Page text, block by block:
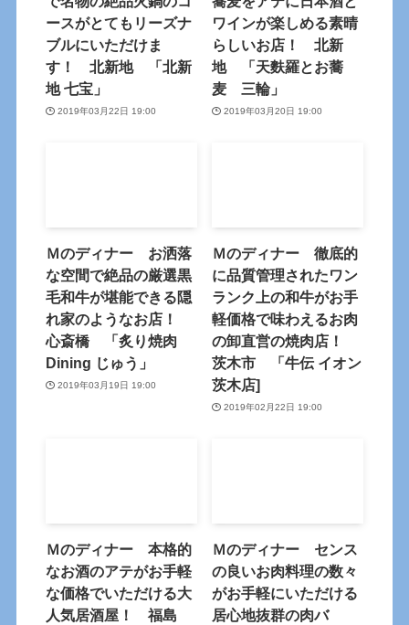
ースがとてもリーズナ
ブルにいただけま
す！ 北新地 「北新
地 七宝」
2019年03月22日 19:00
ワインが楽しめる素晴
らしいお店！ 北新
地 「天麩羅とお蕎
麦 三輪」
2019年03月20日 19:00
Ｍのディナー お洒落
な空間で絶品の厳選黒
毛和牛が堪能できる隠
れ家のようなお店！
心斎橋 「炙り焼肉
Dining じゅう」
2019年03月19日 19:00
Ｍのディナー 徹底的
に品質管理されたワン
ランク上の和牛がお手
軽価格で味わえるお肉
の卸直営の焼肉店！
茨木市 「牛伝 イオン
茨木店]
2019年02月22日 19:00
Ｍのディナー 本格的
なお酒のアテがお手軽
な価格でいただける大
人気居酒屋！ 福島
Ｍのディナー センス
の良いお肉料理の数々
がお手軽にいただける
居心地抜群の肉バ